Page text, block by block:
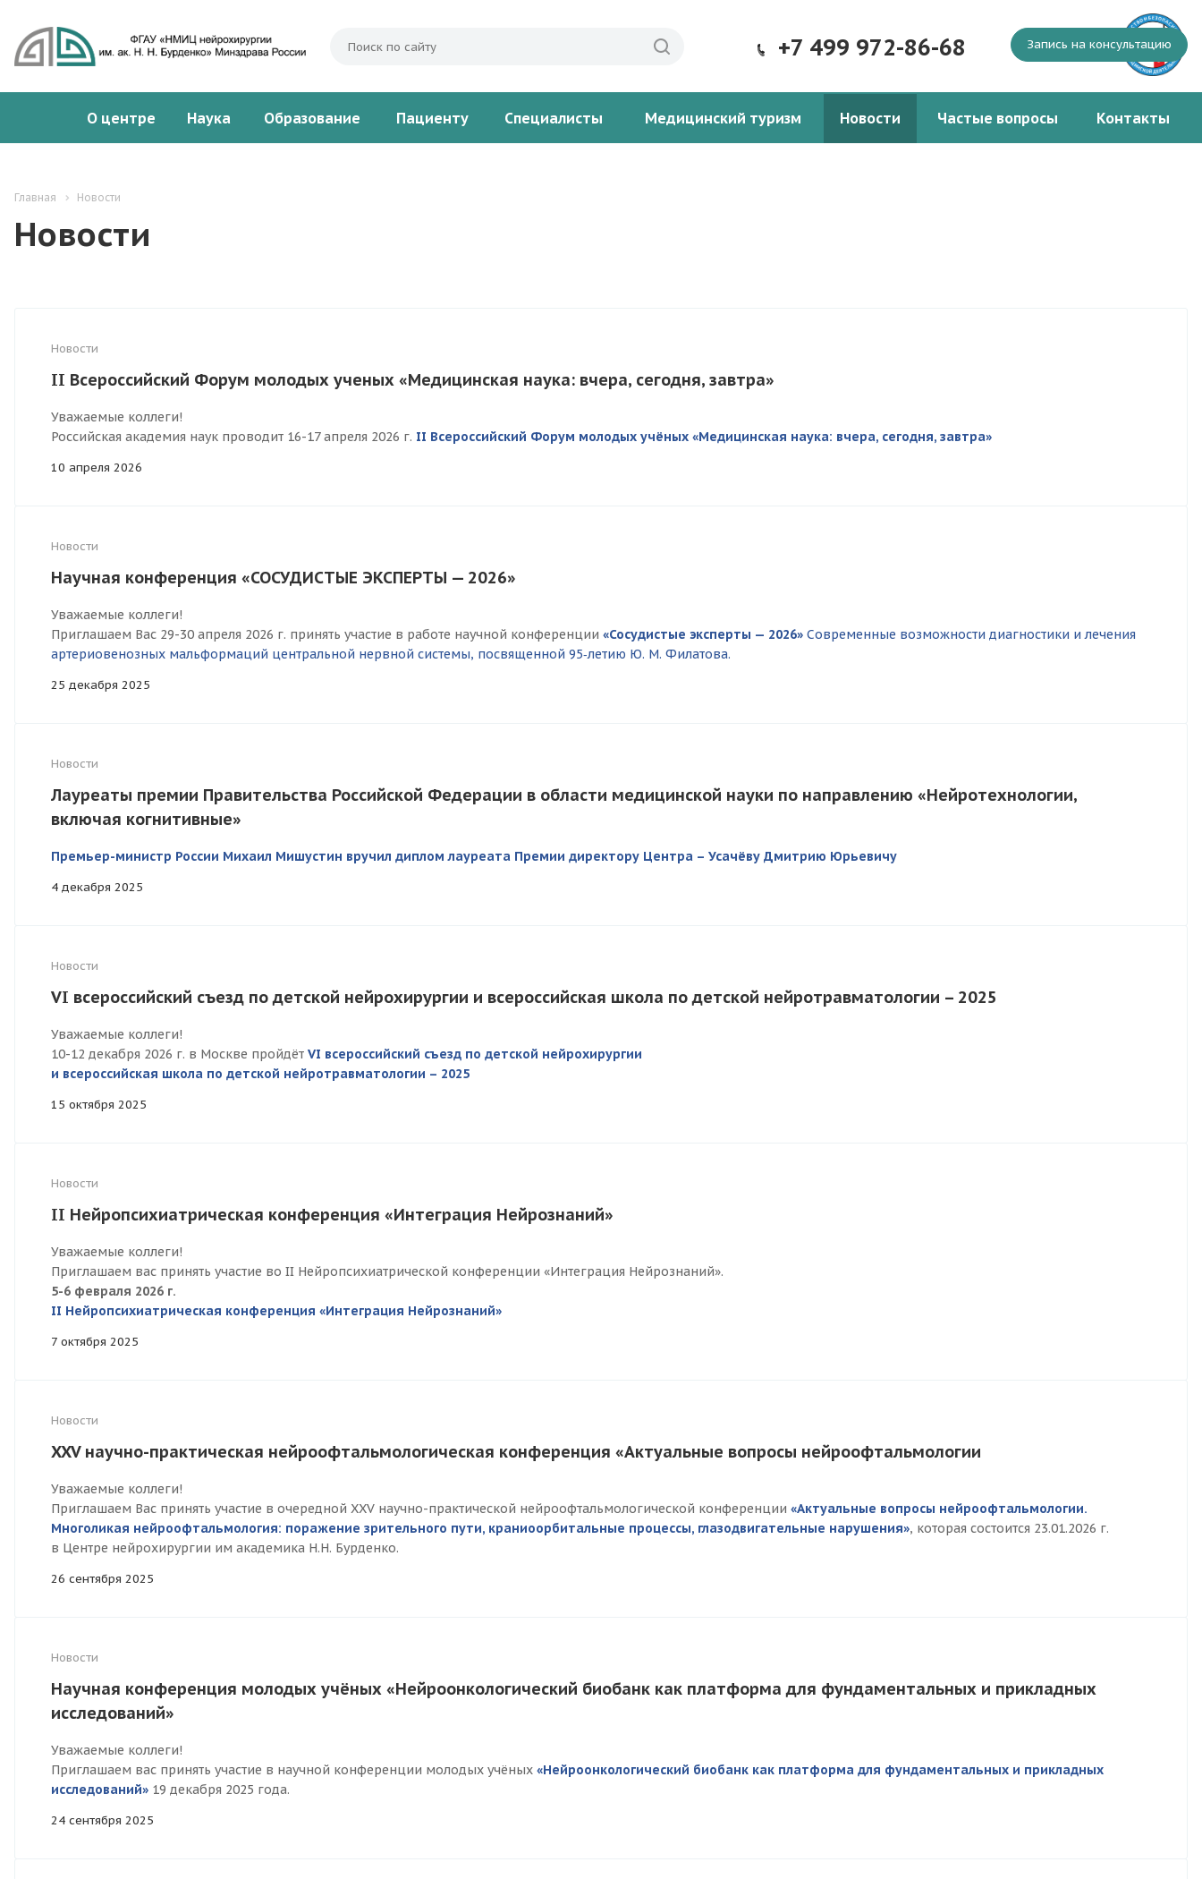
Запись на консультацию
+7 499 972-86-68
О центре Наука Образование Пациенту Специалисты Медицинский туризм Новости Частые вопросы Контакты
Главная Новости
Новости
Новости
II Всероссийский Форум молодых ученых «Медицинская наука: вчера, сегодня, завтра»
Уважаемые коллеги!
Российская академия наук проводит 16-17 апреля 2026 г. II Всероссийский Форум молодых учёных «Медицинская наука: вчера, сегодня, завтра»
10 апреля 2026
Новости
Научная конференция «СОСУДИСТЫЕ ЭКСПЕРТЫ — 2026»
Уважаемые коллеги!
Приглашаем Вас 29-30 апреля 2026 г. принять участие в работе научной конференции «Сосудистые эксперты — 2026» Современные возможности диагностики и лечения
артериовенозных мальформаций центральной нервной системы, посвященной 95‑летию Ю. М. Филатова.
25 декабря 2025
Новости
Лауреаты премии Правительства Российской Федерации в области медицинской науки по направлению «Нейротехнологии,
включая когнитивные»
Премьер-министр России Михаил Мишустин вручил диплом лауреата Премии директору Центра – Усачёву Дмитрию Юрьевичу
4 декабря 2025
Новости
VI всероссийский съезд по детской нейрохирургии и всероссийская школа по детской нейротравматологии – 2025
Уважаемые коллеги!
10-12 декабря 2026 г. в Москве пройдёт VI всероссийский съезд по детской нейрохирургии
и всероссийская школа по детской нейротравматологии – 2025
15 октября 2025
Новости
II Нейропсихиатрическая конференция «Интеграция Нейрознаний»
Уважаемые коллеги!
Приглашаем вас принять участие во II Нейропсихиатрической конференции «Интеграция Нейрознаний».
5-6 февраля 2026 г.
II Нейропсихиатрическая конференция «Интеграция Нейрознаний»
7 октября 2025
Новости
XXV научно-практическая нейроофтальмологическая конференция «Актуальные вопросы нейроофтальмологии
Уважаемые коллеги!
Приглашаем Вас принять участие в очередной XXV научно-практической нейроофтальмологической конференции «Актуальные вопросы нейроофтальмологии.
Многоликая нейроофтальмология: поражение зрительного пути, краниоорбитальные процессы, глазодвигательные нарушения», которая состоится 23.01.2026 г.
в Центре нейрохирургии им академика Н.Н. Бурденко.
26 сентября 2025
Новости
Научная конференция молодых учёных «Нейроонкологический биобанк как платформа для фундаментальных и прикладных
исследований»
Уважаемые коллеги!
Приглашаем вас принять участие в научной конференции молодых учёных «Нейроонкологический биобанк как платформа для фундаментальных и прикладных
исследований» 19 декабря 2025 года.
24 сентября 2025